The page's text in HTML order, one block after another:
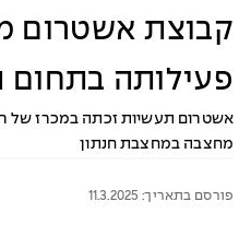
קבוצת אשטרום
פעילותה בתחום
אשטרום תעשיות זכתה במכרז של
מחצבה במחצבת חנתון
פורסם בתאריך: 11.3.2025